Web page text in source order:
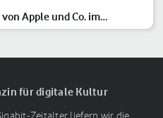
Apple und Co. im
für digitale Kultur